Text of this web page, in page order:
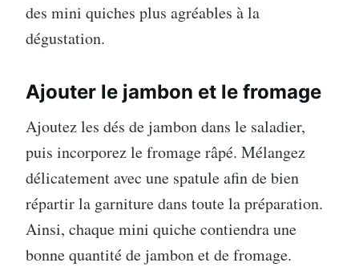
des mini quiches plus agréables à la
dégustation.
Ajouter le jambon et le fromage
Ajoutez les dés de jambon dans le saladier,
puis incorporez le fromage râpé. Mélangez
délicatement avec une spatule afin de bien
répartir la garniture dans toute la préparation.
Ainsi, chaque mini quiche contiendra une
bonne quantité de jambon et de fromage.